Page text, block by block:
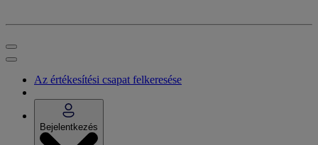
Az értékesítési csapat felkeresése
Bejelentkezés